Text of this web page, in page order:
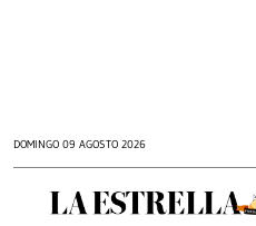
DOMINGO 09 AGOSTO 2026